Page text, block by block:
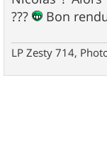
???
Bon
LP Zesty 714,